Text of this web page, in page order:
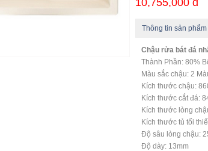
10,755,000 đ
Thông tin sản phẩm
Chậu rửa bát đá
Thành Phần: 80%
Màu sắc chậu: 2
Kích thước chậu:
Kích thước cắt đá:
Kích thước lòng
Kích thước tủ tối
Độ sâu lòng chậu:
Độ dày: 13mm